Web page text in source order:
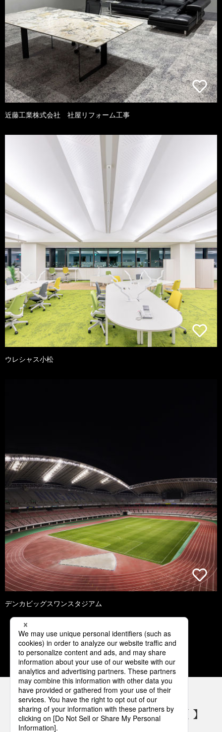
近藤工業株式会社 社屋リフォーム工事
ウレシャス小松
デンカビッグスワンスタジアム
1 2 3 4 5
パナソニックの電気設備 SNSアカウント